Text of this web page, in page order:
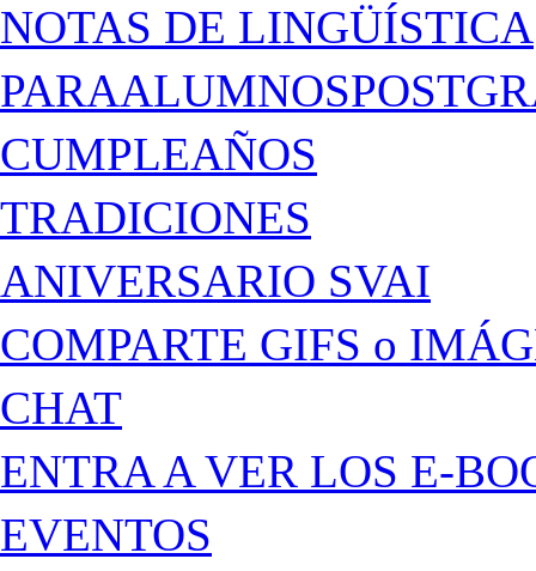
NOTAS DE LINGÜÍSTICA
CUMPLEAÑOS
TRADICIONES
ANIVERSARIO SVAI
COMPARTE GIFS o
CHAT
ENTRA A VER LOS E-
EVENTOS